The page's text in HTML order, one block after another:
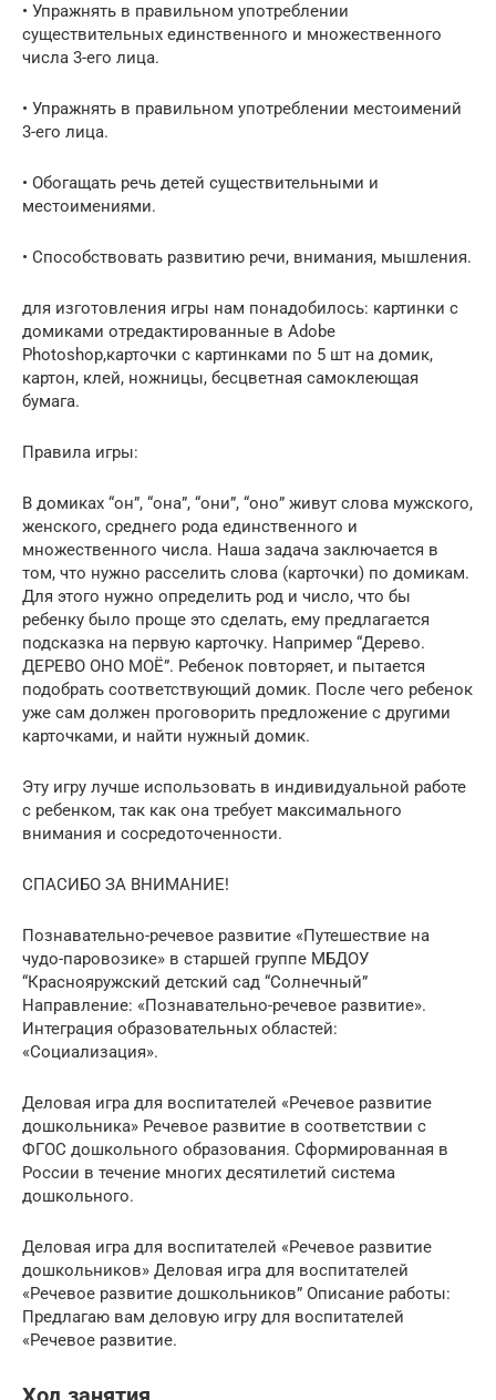
• Упражнять в правильном употреблении
существительных единственного и множественного
числа 3-его лица.
• Упражнять в правильном употреблении местоимений
3-его лица.
• Обогащать речь детей существительными и
местоимениями.
• Способствовать развитию речи, внимания, мышления.
для изготовления игры нам понадобилось: картинки с
домиками отредактированные в Adobe
Photoshop,карточки с картинками по 5 шт на домик,
картон, клей, ножницы, бесцветная самоклеющая
бумага.
Правила игры:
В домиках “он”, “она”, “они”, “оно” живут слова мужского,
женского, среднего рода единственного и
множественного числа. Наша задача заключается в
том, что нужно расселить слова (карточки) по домикам.
Для этого нужно определить род и число, что бы
ребенку было проще это сделать, ему предлагается
подсказка на первую карточку. Например “Дерево.
ДЕРЕВО ОНО МОЁ”. Ребенок повторяет, и пытается
подобрать соответствующий домик. После чего ребенок
уже сам должен проговорить предложение с другими
карточками, и найти нужный домик.
Эту игру лучше использовать в индивидуальной работе
с ребенком, так как она требует максимального
внимания и сосредоточенности.
СПАСИБО ЗА ВНИМАНИЕ!
Познавательно-речевое развитие «Путешествие на
чудо-паровозике» в старшей группе МБДОУ
“Краснояружский детский сад “Солнечный”
Направление: «Познавательно-речевое развитие».
Интеграция образовательных областей:
«Социализация».
Деловая игра для воспитателей «Речевое развитие
дошкольника» Речевое развитие в соответствии с
ФГОС дошкольного образования. Сформированная в
России в течение многих десятилетий система
дошкольного.
Деловая игра для воспитателей «Речевое развитие
дошкольников» Деловая игра для воспитателей
«Речевое развитие дошкольников” Описание работы:
Предлагаю вам деловую игру для воспитателей
«Речевое развитие.